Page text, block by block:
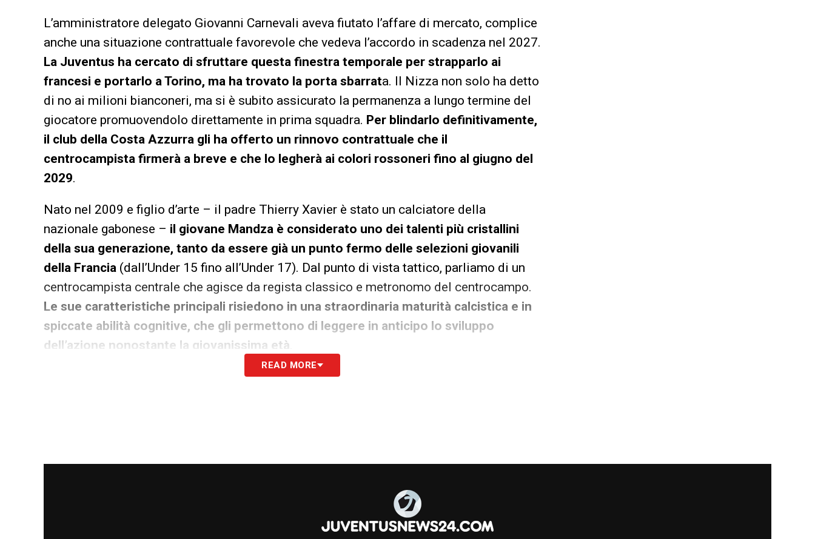
L’amministratore delegato Giovanni Carnevali aveva fiutato l’affare di mercato, complice
anche una situazione contrattuale favorevole che vedeva l’accordo in scadenza nel 2027.
La Juventus ha cercato di sfruttare questa finestra temporale per strapparlo ai
francesi e portarlo a Torino, ma ha trovato la porta sbarrata. Il Nizza non solo ha detto
di no ai milioni bianconeri, ma si è subito assicurato la permanenza a lungo termine del
giocatore promuovendolo direttamente in prima squadra. Per blindarlo definitivamente,
il club della Costa Azzurra gli ha offerto un rinnovo contrattuale che il
centrocampista firmerà a breve e che lo legherà ai colori rossoneri fino al giugno del
2029.
Nato nel 2009 e figlio d’arte – il padre Thierry Xavier è stato un calciatore della
nazionale gabonese – il giovane Mandza è considerato uno dei talenti più cristallini
della sua generazione, tanto da essere già un punto fermo delle selezioni giovanili
della Francia (dall’Under 15 fino all’Under 17). Dal punto di vista tattico, parliamo di un
centrocampista centrale che agisce da regista classico e metronomo del centrocampo.
Le sue caratteristiche principali risiedono in una straordinaria maturità calcistica e in
spiccate abilità cognitive, che gli permettono di leggere in anticipo lo sviluppo
dell’azione nonostante la giovanissima età
Mandza eccelle sia sul corto che sul lungo,
READ MORE